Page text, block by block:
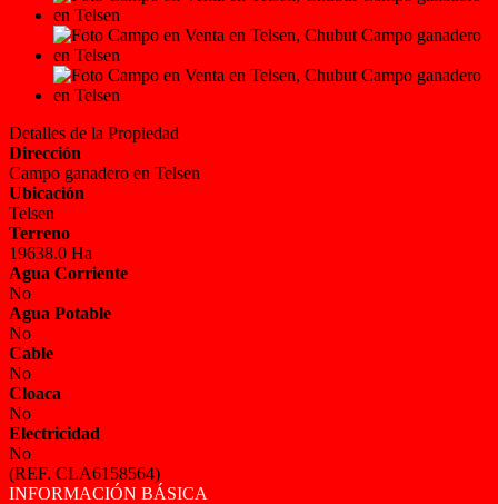
Detalles de la Propiedad
Dirección
Campo ganadero en Telsen
Ubicación
Telsen
Terreno
19638.0 Ha
Agua Corriente
No
Agua Potable
No
Cable
No
Cloaca
No
Electricidad
No
(REF. CLA6158564)
INFORMACIÓN BÁSICA